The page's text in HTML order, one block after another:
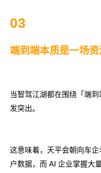
03
端到端本质是一场
当智驾江湖都在围绕「端
发突出。
这意味着，天平会朝向车
户数据，而 AI 企业掌握大量